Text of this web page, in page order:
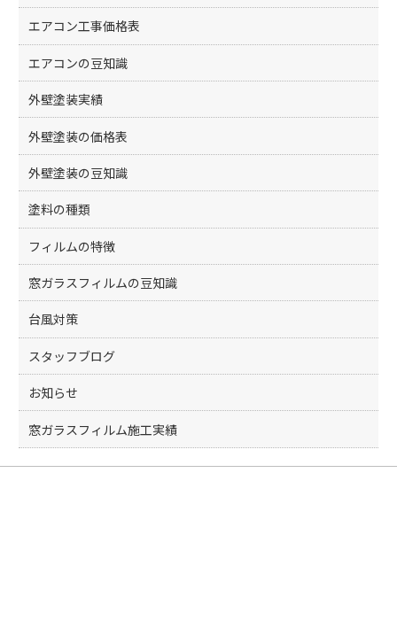
エアコン工事価格表
エアコンの豆知識
外壁塗装実績
外壁塗装の価格表
外壁塗装の豆知識
塗料の種類
フィルムの特徴
窓ガラスフィルムの豆知識
台風対策
スタッフブログ
お知らせ
窓ガラスフィルム施工実績